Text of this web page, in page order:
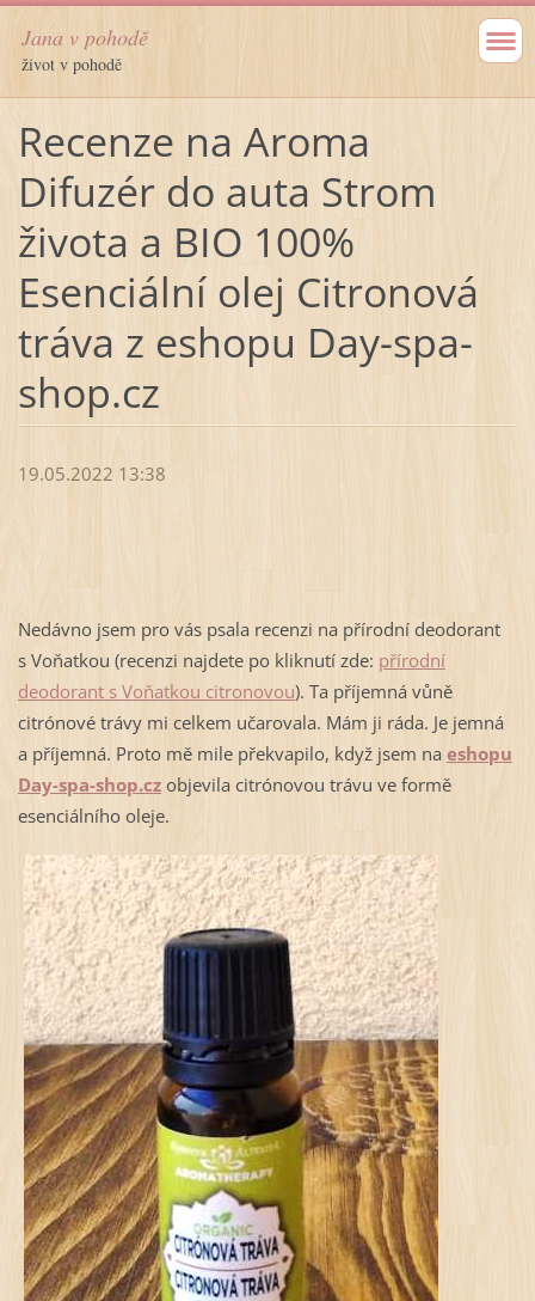
Jana v pohodě
život v pohodě
Recenze na Aroma
Difuzér do auta Strom
života a BIO 100%
Esenciální olej Citronová
tráva z eshopu Day-spa-
shop.cz
19.05.2022 13:38
Nedávno jsem pro vás psala recenzi na přírodní deodorant
s Voňatkou (recenzi najdete po kliknutí zde: přírodní
deodorant s Voňatkou citronovou). Ta příjemná vůně
citrónové trávy mi celkem učarovala. Mám ji ráda. Je jemná
a příjemná. Proto mě mile překvapilo, když jsem na eshopu
Day-spa-shop.czobjevila citrónovou trávu ve formě
esenciálního oleje.